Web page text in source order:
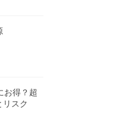
お得？超
リスク